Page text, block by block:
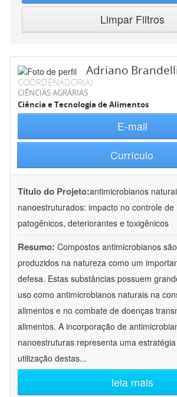
Limpar Filtros
Adriano
COORDENADOR(A)
CIÊNCIAS AGRÁRIAS
Ciência e Tecnologia de Alimentos
E-mail
Currículo
Título do Projeto:antimicrobianos
nanoestruturados: impacto no controle
patogênicos, deteriorantes e toxigênicos
Resumo: Compostos antimicrobianos
produzidos na natureza como um
defesa. Estas substâncias possuem
uso como antimicrobianos naturais na
alimentos e no combate de doenças
alimentos. A incorporação de
nanoestruturas representa uma
utilização destas...
leia mais